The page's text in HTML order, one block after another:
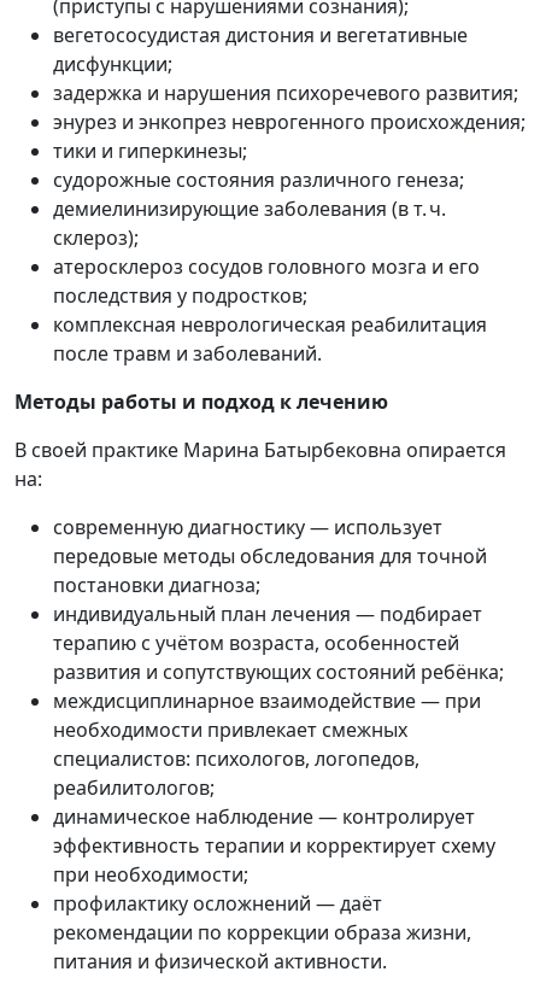
(приступы с нарушениями сознания);
вегетососудистая дистония и вегетативные
дисфункции;
задержка и нарушения психоречевого развития;
энурез и энкопрез неврогенного происхождения;
тики и гиперкинезы;
судорожные состояния различного генеза;
демиелинизирующие заболевания (в т. ч.
склероз);
атеросклероз сосудов головного мозга и его
последствия у подростков;
комплексная неврологическая реабилитация
после травм и заболеваний.
Методы работы и подход к лечению
В своей практике Марина Батырбековна опирается
на:
современную диагностику — использует
передовые методы обследования для точной
постановки диагноза;
индивидуальный план лечения — подбирает
терапию с учётом возраста, особенностей
развития и сопутствующих состояний ребёнка;
междисциплинарное взаимодействие — при
необходимости привлекает смежных
специалистов: психологов, логопедов,
реабилитологов;
динамическое наблюдение — контролирует
эффективность терапии и корректирует схему
при необходимости;
профилактику осложнений — даёт
рекомендации по коррекции образа жизни,
питания и физической активности.